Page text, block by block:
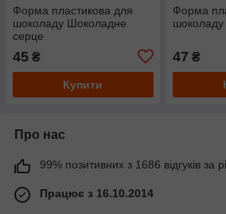
Форма пластикова для
шоколаду Шоколадне
серце
45 ₴
Купити
Форма
47 ₴
Про нас
99% позитивних з 1686 відгуків за
Працює з 16.10.2014